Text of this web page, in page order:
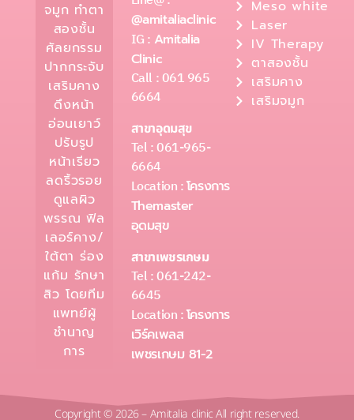
จมูก ทำตา
สองชั้น
ศัลยกรรม
ปากกระจับ
เสริมคาง
ดึงหน้า
อ่อนเยาว์
ปรับรูป
หน้าเรียว
ลดริ้วรอย
ดูแลผิว
พรรณ ฟิล
เลอร์คาง/
ใต้ตา ร่อง
แก้ม รักษา
สิว โดยทีม
แพทย์ผู้
ชำนาญ
การ
@amitaliaclinic
IG : Amitalia
Clinic
Call : 061 965
6664
สาขาอุดมสุข
Tel : 061-965-
6664
Location :โครงการ
Themaster
อุดมสุข
สาขาเพชรเกษม
Tel : 061-242-
6645
Location :โครงการ
เวิร์คเพลส
เพชรเกษม 81-2
Meso white
Laser
IV Therapy
ตาสองชั้น
เสริมคาง
เสริมจมูก
Copyright © 2026 – Amitalia clinic All right reserved.